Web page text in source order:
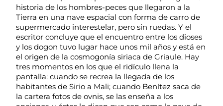
historia de los hombres-peces que llegaron a la
Tierra en una nave espacial con forma de carro de
supermercado interestelar, pero sin ruedas. Y el
escritor concluye que el encuentro entre los dioses
y los dogon tuvo lugar hace unos mil años y está en
el origen de la cosmogonía siriaca de Griaule. Hay
tres momentos en los que el ridículo llena la
pantalla: cuando se recrea la llegada de los
habitantes de Sirio a Mali; cuando Benítez saca de
la cartera fotos de ovnis, se las enseña a los